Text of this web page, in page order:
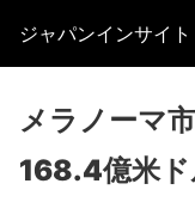
ジャパンインサイト
メラノーマ
168.4億米ド